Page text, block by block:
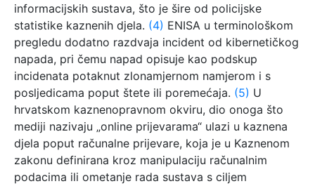
informacijskih sustava, što je šire od policijske
statistike kaznenih djela. (4) ENISA u terminološkom
pregledu dodatno razdvaja incident od kibernetičkog
napada, pri čemu napad opisuje kao podskup
incidenata potaknut zlonamjernom namjerom i s
posljedicama poput štete ili poremećaja. (5) U
hrvatskom kaznenopravnom okviru, dio onoga što
mediji nazivaju „online prijevarama“ ulazi u kaznena
djela poput računalne prijevare, koja je u Kaznenom
zakonu definirana kroz manipulaciju računalnim
podacima ili ometanje rada sustava s ciljem